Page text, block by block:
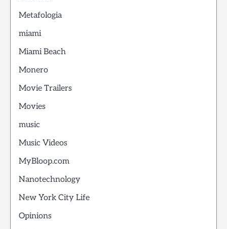
Metafologia
miami
Miami Beach
Monero
Movie Trailers
Movies
music
Music Videos
MyBloop.com
Nanotechnology
New York City Life
Opinions